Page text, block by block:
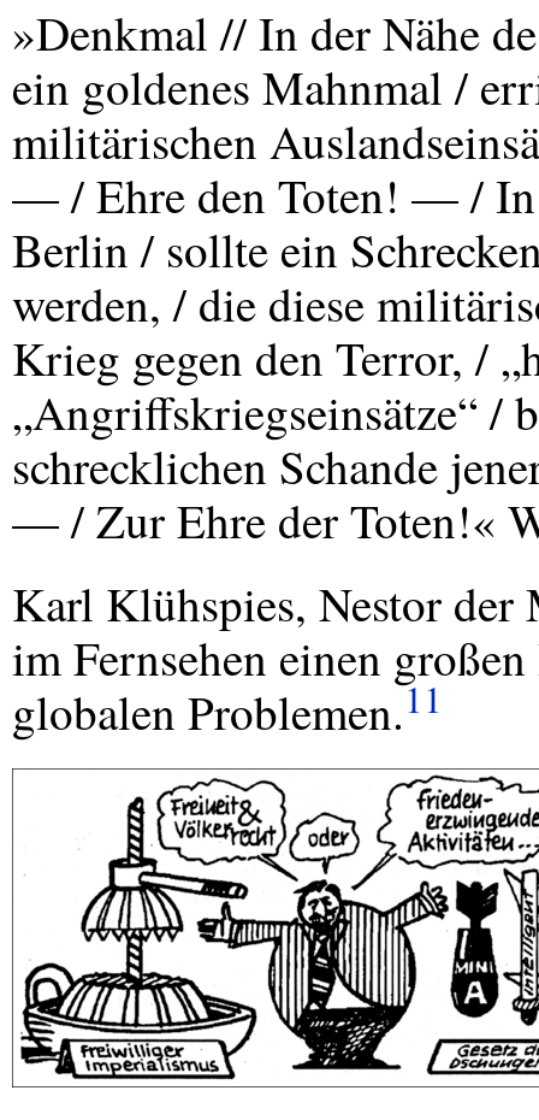
»Denkmal // In der Nähe
ein goldenes Mahnmal /
militärischen
— / Ehre den Toten! — / In
Berlin / sollte ein
werden, / die diese
Krieg gegen den Terror, /
„Angriffskriegseinsätze“ /
schrecklichen Schande
— / Zur Ehre der Toten!«
Karl Klühspies, Nestor
im Fernsehen einen
globalen Problemen.11